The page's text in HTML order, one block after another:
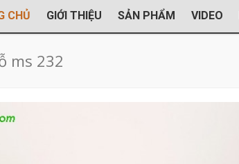
CHỦ GIỚI THIỆU SẢN PHẨM VIDEO
ms 232